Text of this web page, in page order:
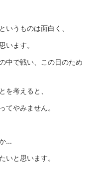
いうものは面白く、
います。
中で戦い、この日のため
を考えると、
てやみません。
…
いと思います。